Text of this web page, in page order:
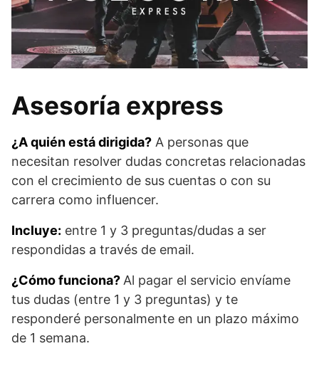
Asesoría express
¿A quién está dirigida? A personas que
necesitan resolver dudas concretas relacionadas
con el crecimiento de sus cuentas o con su
carrera como influencer.
Incluye: entre 1 y 3 preguntas/dudas a ser
respondidas a través de email.
¿Cómo funciona? Al pagar el servicio envíame
tus dudas (entre 1 y 3 preguntas) y te
responderé personalmente en un plazo máximo
de 1 semana.